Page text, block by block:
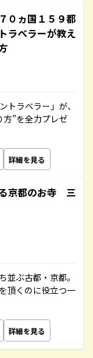
０ヵ国１５９都
ラベラーが教え
トラベラー」が、
方”を全力プレゼ
詳細を見る
京都のお寺 三
並ぶ古都・京都。
頂くのに役立つ一
詳細を見る